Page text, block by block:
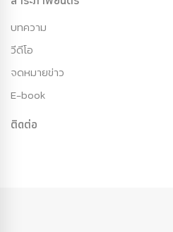
บทความ
วีดีโอ
จดหมายข่าว
E-book
ติดต่อ